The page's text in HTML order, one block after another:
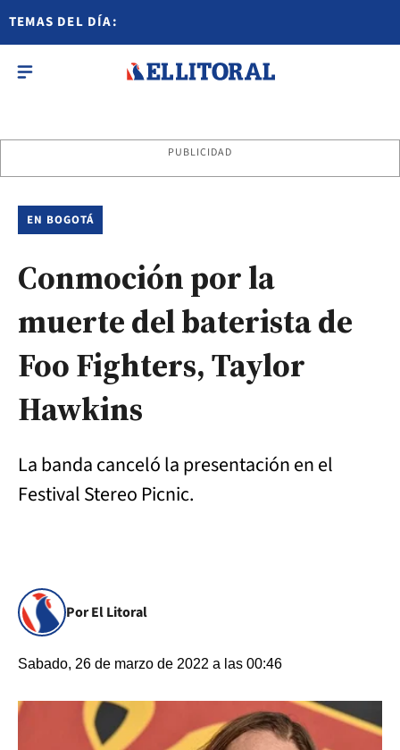
TEMAS DEL DÍA:
PUBLICIDAD
EN BOGOTÁ
Conmoción por la
muerte del baterista de
Foo Fighters, Taylor
Hawkins
La banda canceló la presentación en el
Festival Stereo Picnic.
Por El Litoral
Sabado, 26 de marzo de 2022 a las 00:46